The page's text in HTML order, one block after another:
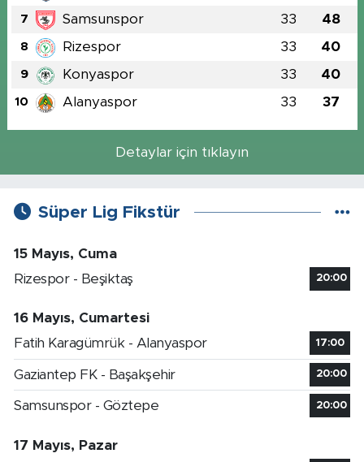
7 Samsunspor 33 48
8 Rizespor 33 40
9 Konyaspor 33 40
10 Alanyaspor 33 37
Detaylar için tıklayın
Süper Lig Fikstür
15 Mayıs, Cuma
Rizespor - Beşiktaş
20:00
16 Mayıs, Cumartesi
Fatih Karagümrük - Alanyaspor
17:00
Gaziantep FK - Başakşehir 20:00
Samsunspor - Göztepe 20:00
17 Mayıs, Pazar